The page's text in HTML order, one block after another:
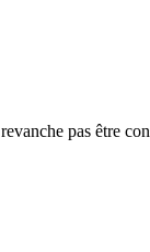
pas être